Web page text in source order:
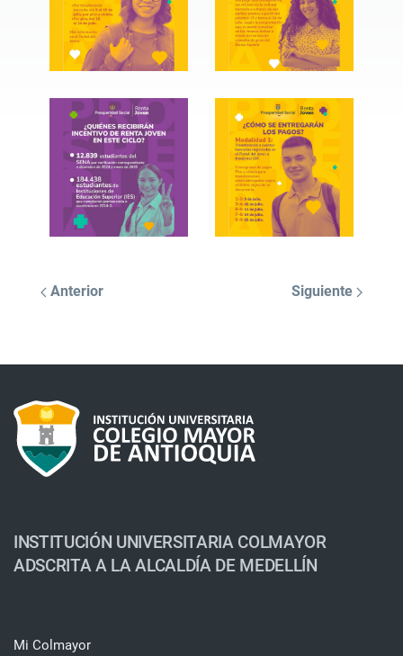
Anterior Siguiente
INSTITUCIÓN UNIVERSITARIA COLMAYOR
ADSCRITA A LA ALCALDÍA DE MEDELLÍN
Mi Colmayor